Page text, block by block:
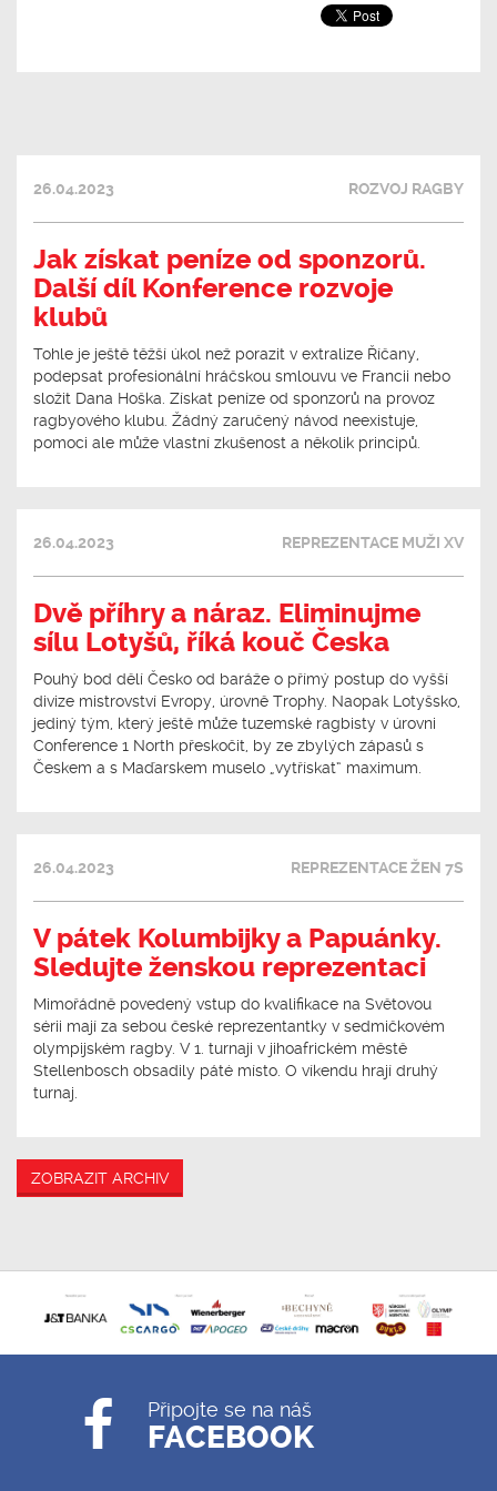
26.04.2023 ROZVOJ RAGBY
Jak získat peníze od sponzorů.
Další díl Konference rozvoje
klubů
Tohle je ještě těžší úkol než porazit v extralize Říčany,
podepsat profesionální hráčskou smlouvu ve Francii nebo
složit Dana Hoška. Získat peníze od sponzorů na provoz
ragbyového klubu. Žádný zaručený návod neexistuje,
pomoci ale může vlastní zkušenost a několik principů.
26.04.2023 REPREZENTACE MUŽI XV
Dvě příhry a náraz. Eliminujme
sílu Lotyšů, říká kouč Česka
Pouhý bod dělí Česko od baráže o přímý postup do vyšší
divize mistrovství Evropy, úrovně Trophy. Naopak Lotyšsko,
jediný tým, který ještě může tuzemské ragbisty v úrovni
Conference 1 North přeskočit, by ze zbylých zápasů s
Českem a s Maďarskem muselo „vytřískat“ maximum.
26.04.2023 REPREZENTACE ŽEN 7S
V pátek Kolumbijky a Papuánky.
Sledujte ženskou reprezentaci
Mimořádně povedený vstup do kvalifikace na Světovou
sérii mají za sebou české reprezentantky v sedmičkovém
olympijském ragby. V 1. turnaji v jihoafrickém městě
Stellenbosch obsadily páté místo. O víkendu hrají druhý
turnaj.
ZOBRAZIT ARCHIV
Připojte se na náš
FACEBOOK